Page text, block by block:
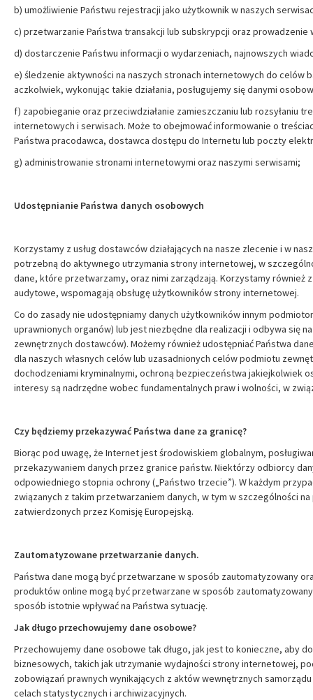
b) umożliwienie Państwu rejestracji jako użytkownik w naszych
c) przetwarzanie Państwa transakcji lub subskrypcji oraz prowadzenie
d) dostarczenie Państwu informacji o wydarzeniach, najnowszych
e) śledzenie aktywności na naszych stronach internetowych do
aczkolwiek, wykonując takie działania, posługujemy się danymi
f) zapobieganie oraz przeciwdziałanie zamieszczaniu lub rozsyłaniu
internetowych i serwisach. Może to obejmować informowanie o
Państwa pracodawca, dostawca dostępu do Internetu lub poczty
g) administrowanie stronami internetowymi oraz naszymi serwisami;
Udostępnianie Państwa danych osobowych
Korzystamy z usług dostawców działających na nasze zlecenie i w
potrzebną do aktywnego utrzymania strony internetowej, w
dane, które przetwarzamy, oraz nimi zarządzają. Korzystamy również
audytowe, wspomagają obsługę użytkowników strony internetowej.
Co do zasady nie udostępniamy danych użytkowników innym
uprawnionych organów) lub jest niezbędne dla realizacji i odbywa się
zewnętrznych dostawców). Możemy również udostępniać Państwa
dla naszych własnych celów lub uzasadnionych celów podmiotu
dochodzeniami kryminalnymi, ochroną bezpieczeństwa jakiejkolwiek
interesy są nadrzędne wobec fundamentalnych praw i wolności, w
Czy będziemy przekazywać Państwa dane za granicę?
Biorąc pod uwagę, że Internet jest środowiskiem globalnym,
przekazywaniem danych przez granice państw. Niektórzy odbiorcy
odpowiedniego stopnia ochrony („Państwo trzecie”). W każdym
związanych z takim przetwarzaniem danych, w tym w szczególności
zatwierdzonych przez Komisję Europejską.
Zautomatyzowane przetwarzanie danych.
Państwa dane mogą być przetwarzane w sposób zautomatyzowany
produktów online mogą być przetwarzane w sposób
sposób istotnie wpływać na Państwa sytuację.
Jak długo przechowujemy dane osobowe?
Przechowujemy dane osobowe tak długo, jak jest to konieczne, aby
biznesowych, takich jak utrzymanie wydajności strony internetowej,
zobowiązań prawnych wynikających z aktów wewnętrznych
celach statystycznych i archiwizacyjnych.